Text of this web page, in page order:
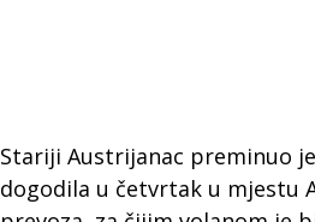
Stariji Austrijanac preminuo
dogodila u četvrtak u mjestu